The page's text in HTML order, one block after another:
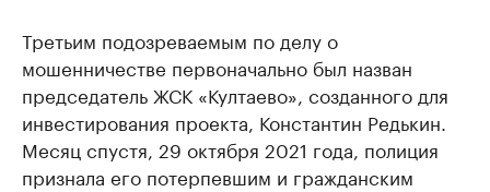
Третьим подозреваемым по делу о
мошенничестве первоначально был назван
председатель ЖСК «Култаево», созданного для
инвестирования проекта, Константин Редькин.
Месяц спустя, 29 октября 2021 года, полиция
признала его потерпевшим и гражданским